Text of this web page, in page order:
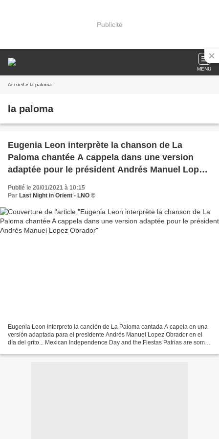
Publicité
MENU
Accueil » la paloma
la paloma
Eugenia Leon interprète la chanson de La
Paloma chantée A cappela dans une version
adaptée pour le président Andrés Manuel Lopez
Obrador
Publié le 20/01/2021 à 10:15
Par Last Night in Orient - LNO ©
Eugenia Leon Interpreto la canción de La Paloma cantada A capela en una
versión adaptada para el presidente Andrés Manuel Lopez Obrador en el
día del grito... Mexican Independence Day and the Fiestas Patrias are some